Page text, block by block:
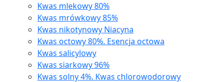
Kwas mlekowy 80%
Kwas mrówkowy 85%
Kwas nikotynowy Niacyna
Kwas octowy 80%. Esencja octowa
Kwas salicylowy
Kwas siarkowy 96%
Kwas solny 4%. Kwas chlorowodorowy